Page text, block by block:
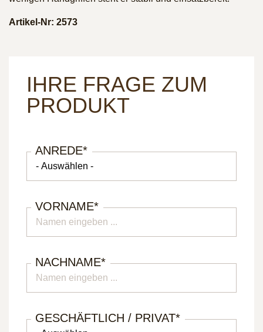
Artikel-Nr: 2573
IHRE FRAGE ZUM
PRODUKT
ANREDE*
VORNAME*
NACHNAME*
GESCHÄFTLICH / PRIVAT*